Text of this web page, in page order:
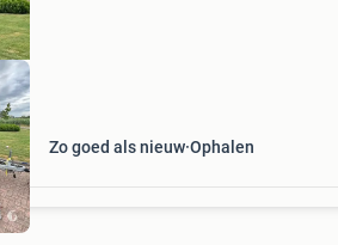
Zo goed als nieuw Ophalen